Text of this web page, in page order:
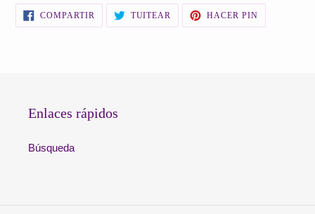
carrito
de
COMPARTIR COMPARTIR
FACEBOOK
TUITEAR TUITEAR
TWITTER
HACER PINPINEAR
PINTEREST
Enlaces rápidos
Búsqueda